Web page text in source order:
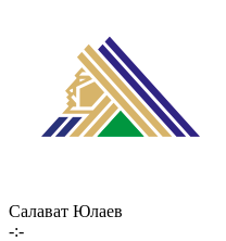
Салават Юлаев
-:-